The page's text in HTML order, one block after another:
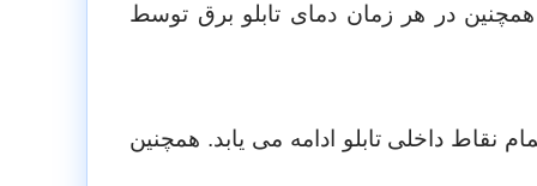
همچنین در هر زمان دمای تابلو برق توسط
داخلی تابلو ادامه می یابد. همچنین